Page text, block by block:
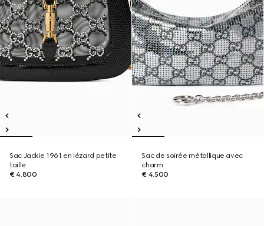
Sac Jackie 1961 en lézard petite
taille
€ 4.800
Sac de soirée métallique avec
charm
€ 4.500